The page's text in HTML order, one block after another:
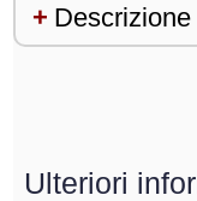
Ulteriori